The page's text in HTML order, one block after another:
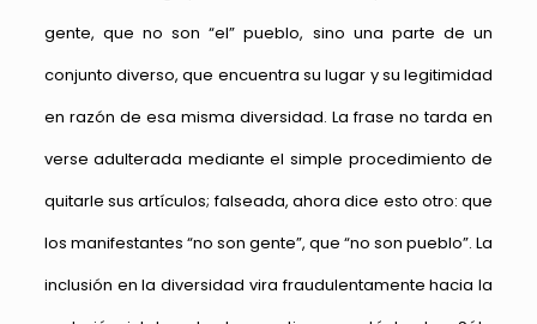
gente, que no son “el” pueblo, sino una parte de un
conjunto diverso, que encuentra su lugar y su legitimidad
en razón de esa misma diversidad. La frase no tarda en
verse adulterada mediante el simple procedimiento de
quitarle sus artículos; falseada, ahora dice esto otro: que
los manifestantes “no son gente”, que “no son pueblo”. La
inclusión en la diversidad vira fraudulentamente hacia la